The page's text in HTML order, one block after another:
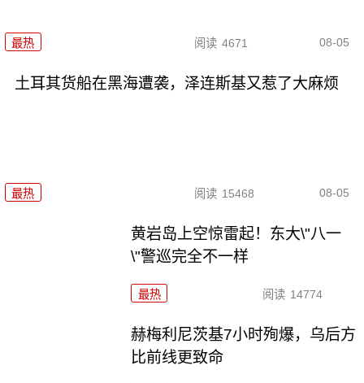
最热 阅读 4671 08-05
土耳其货船在黑海遭袭，泽连斯基又惹了大麻烦
最热 阅读 15468 08-05
黄岩岛上空惊雷起！东大\"八一
\"警巡完全不一样
最热 阅读 14774
赫梅利尼茨基7小时殉爆，乌后方
比前线更致命